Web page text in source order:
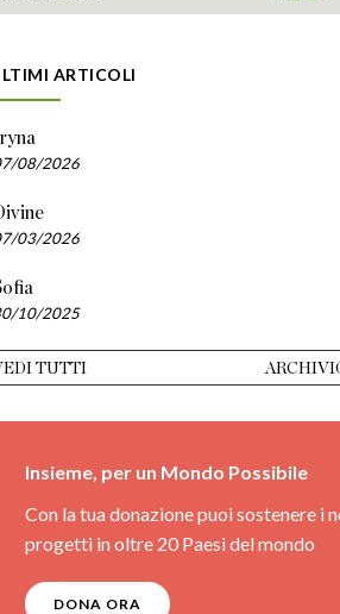
ARTICOLI
08/2026
03/2026
10/2025
TUTTI
Insieme, per un Mondo Possibile
Con la tua donazione puoi sostenere i
progetti in oltre 20 Paesi del mondo
DONA ORA